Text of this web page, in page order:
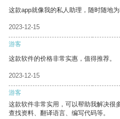
这款app就像我的私人助理，随时随地为
2023-12-15
游客
这款软件的价格非常实惠，值得推荐。
2023-12-15
游客
这款软件非常实用，可以帮助我解决很
查找资料、翻译语言、编写代码等。